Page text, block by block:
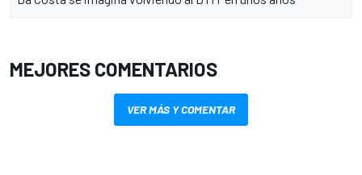
MEJORES COMENTARIOS
VER MÁS Y COMENTAR